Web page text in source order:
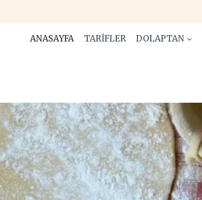
content
ANASAYFA TARIFLER DOLAPTAN